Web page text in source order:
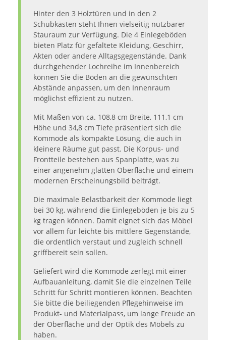
Hinter den 3 Holztüren und in den 2
Schubkästen steht Ihnen vielseitig nutzbarer
Stauraum zur Verfügung. Die 4 Einlegeböden
bieten Platz für gefaltete Kleidung, Geschirr,
Akten oder andere Alltagsgegenstände. Dank
durchgehender Lochreihe im Innenbereich
können Sie die Böden an die gewünschten
Abstände anpassen, um den Innenraum
möglichst effizient zu nutzen.
Mit Maßen von ca. 108,8 cm Breite, 111,1 cm
Höhe und 34,8 cm Tiefe präsentiert sich die
Kommode als kompakte Lösung, die auch in
kleinere Räume gut passt. Die Korpus- und
Frontteile bestehen aus Spanplatte, was zu
einer angenehm glatten Oberfläche und einem
modernen Erscheinungsbild beiträgt.
Die maximale Belastbarkeit der Kommode liegt
bei 30 kg, während die Einlegeböden je bis zu 5
kg tragen können. Damit eignet sich das Möbel
vor allem für leichte bis mittlere Gegenstände,
die ordentlich verstaut und zugleich schnell
griffbereit sein sollen.
Geliefert wird die Kommode zerlegt mit einer
Aufbauanleitung, damit Sie die einzelnen Teile
Schritt für Schritt montieren können. Beachten
Sie bitte die beiliegenden Pflegehinweise im
Produkt- und Materialpass, um lange Freude an
der Oberfläche und der Optik des Möbels zu
haben.